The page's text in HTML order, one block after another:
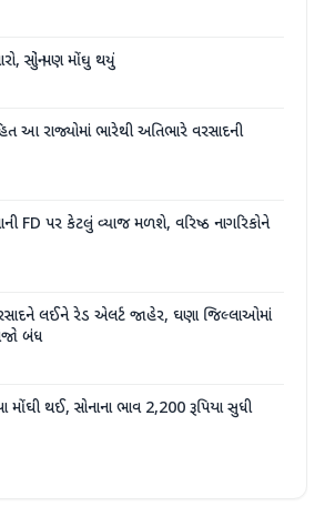
સોનું પણ મોંઘુ થયું
આ રાજ્યોમાં ભારેથી અતિભારે વરસાદની
FD પર કેટલું વ્યાજ મળશે, વરિષ્ઠ નાગરિકોને
લઈને રેડ એલર્ટ જાહેર, ઘણા જિલ્લાઓમાં
બંધ
મોંઘી થઈ, સોનાના ભાવ 2,200 રૂપિયા સુધી